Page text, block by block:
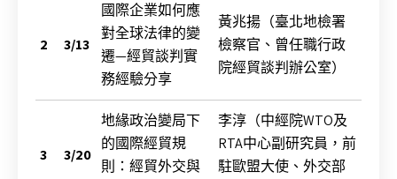
2 3/13
國際企業如何應
對全球法律的變
遷—經貿談判實
務經驗分享
黃兆揚（臺北地檢署
檢察官、曾任職行政
院經貿談判辦公室）
3 3/20
地緣政治變局下
的國際經貿規
則：經貿外交與
李淳（中經院WTO及
RTA中心副研究員，前
駐歐盟大使、外交部